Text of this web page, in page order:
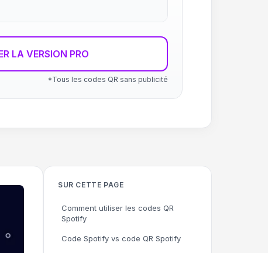
LA VERSION PRO
*Tous les codes QR sans publicité
SUR CETTE PAGE
Comment utiliser les codes QR
Spotify
Code Spotify vs code QR Spotify